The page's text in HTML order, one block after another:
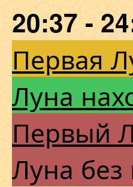
20:37 -
Первая
Луна
Первый
Луна без